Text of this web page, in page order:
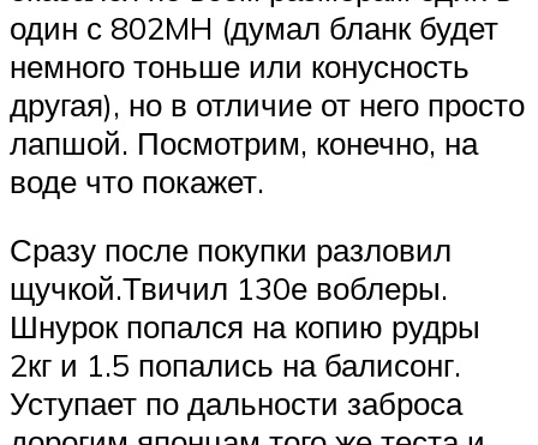
один с 802MH (думал бланк будет
немного тоньше или конусность
другая), но в отличие от него просто
лапшой. Посмотрим, конечно, на
воде что покажет.
Сразу после покупки разловил
щучкой.Твичил 130е воблеры.
Шнурок попался на копию рудры
2кг и 1.5 попались на балисонг.
Уступает по дальности заброса